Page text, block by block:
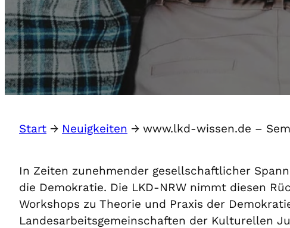
Start → Neuigkeiten → www.lkd-wissen.de –
In Zeiten zunehmender gesellschaftlicher
die Demokratie. Die LKD-NRW nimmt diesen
Workshops zu Theorie und Praxis der
Landesarbeitsgemeinschaften der Kulturellen